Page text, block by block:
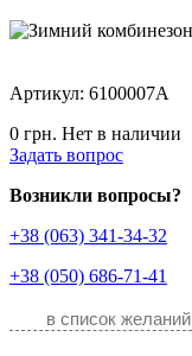
Артикул: 6100007A
0 грн. Нет в наличии
Задать вопрос
Возникли вопросы?
+38 (063) 341-34-32
+38 (050) 686-71-41
в список желаний